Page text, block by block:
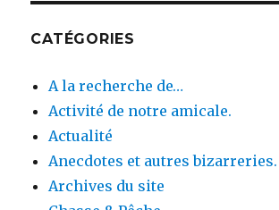
CATÉGORIES
A la recherche de…
Activité de notre amicale.
Actualité
Anecdotes et autres bizarreries.
Archives du site